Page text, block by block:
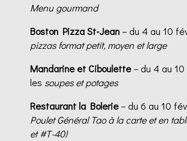
Menu gourmand
Boston Pizza St-Jean – du 4 au 10
pizzas format petit, moyen et large
Mandarine et Ciboulette – du 4 au
les soupes et potages
Restaurant la Bolerie – du 6 au 10
Poulet Général Tao à la carte et en
et #T-40)